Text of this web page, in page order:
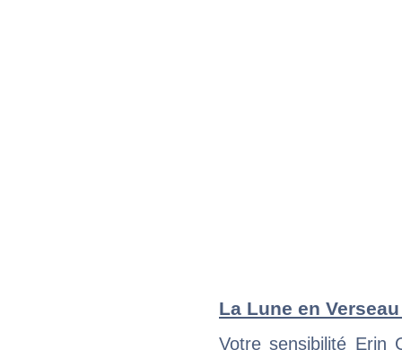
La Lune en
Votre sensibilité Erin